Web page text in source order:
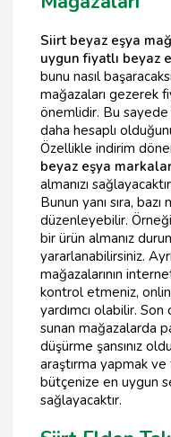
Siirt beyaz eşya
uygun fiyatlı beyaz
bunu nasıl
mağazaları gezerek
önemlidir. Bu sayede
daha hesaplı
Özellikle indirim
beyaz eşya
almanızı
Bunun yanı sıra,
düzenleyebilir.
bir ürün almanız
yararlanabilirsiniz.
mağazalarının
kontrol etmeniz,
yardımcı olabilir.
sunan mağazalarda
düşürme şansınız
araştırma yapmak ve
bütçenize en uygun
sağlayacaktır.